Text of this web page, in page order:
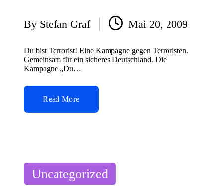
Posted
by
By Stefan Graf Mai 20, 2009
Du bist Terrorist! Eine Kampagne gegen Terroristen.
Gemeinsam für ein sicheres Deutschland. Die
Kampagne „Du…
Read More
Posted
in
Uncategorized